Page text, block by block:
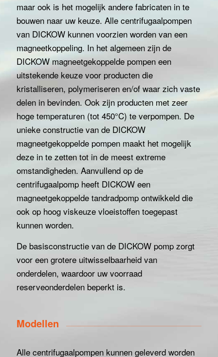
maar ook is het mogelijk andere fabricaten in te
bouwen naar uw keuze. Alle centrifugaalpompen
van DICKOW kunnen voorzien worden van een
magneetkoppeling. In het algemeen zijn de
DICKOW magneetgekoppelde pompen een
uitstekende keuze voor producten die
kristalliseren, polymeriseren en/of waar zich vaste
delen in bevinden. Ook zijn producten met zeer
hoge temperaturen (tot 450°C) te verpompen. De
unieke constructie van de DICKOW
magneetgekoppelde pompen maakt het mogelijk
deze in te zetten tot in de meest extreme
omstandigheden. Aanvullend op de
centrifugaalpomp heeft DICKOW een
magneetgekoppelde tandradpomp ontwikkeld die
ook op hoog viskeuze vloeistoffen toegepast
kunnen worden.
De basisconstructie van de DICKOW pomp zorgt
voor een grotere uitwisselbaarheid van
onderdelen, waardoor uw voorraad
reserveonderdelen beperkt is.
Modellen
Alle centrifugaalpompen kunnen geleverd worden